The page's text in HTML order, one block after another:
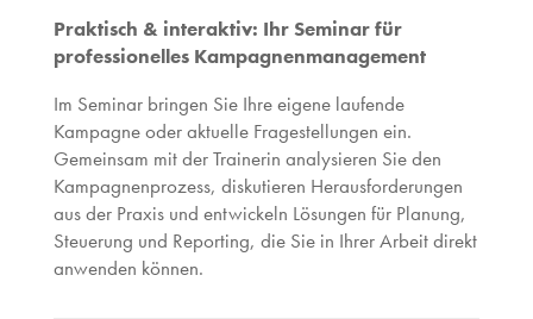
Praktisch & interaktiv: Ihr Seminar für
professionelles Kampagnenmanagement
Im Seminar bringen Sie Ihre eigene laufende
Kampagne oder aktuelle Fragestellungen ein.
Gemeinsam mit der Trainerin analysieren Sie den
Kampagnenprozess, diskutieren Herausforderungen
aus der Praxis und entwickeln Lösungen für Planung,
Steuerung und Reporting, die Sie in Ihrer Arbeit direkt
anwenden können.